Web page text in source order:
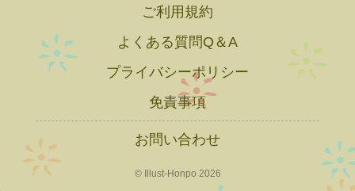
ご利用規約
よくある質問Q＆A
プライバシーポリシー
免責事項
お問い合わせ
© Illust-Honpo 2026